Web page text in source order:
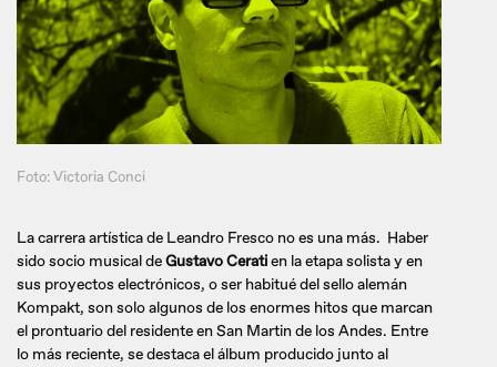
Foto: Victoria Conci
La carrera artística de Leandro Fresco no es una más. Haber
sido socio musical deGustavo Ceratien la etapa solista y en
sus proyectos electrónicos, o ser habitué del sello alemán
Kompakt, son solo algunos de los enormes hitos que marcan
el prontuario del residente en San Martin de los Andes. Entre
lo más reciente, se destaca el álbum producido junto al